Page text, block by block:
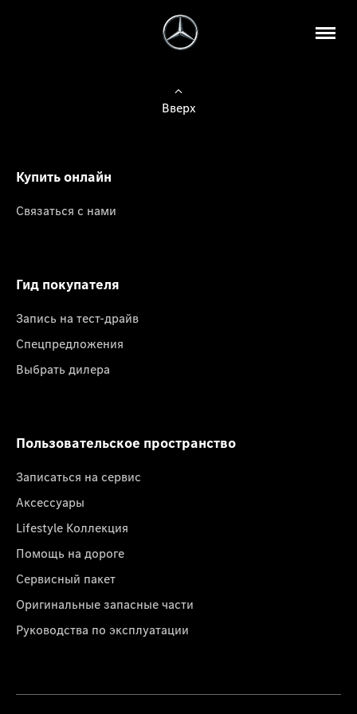
Вверх
Купить онлайн
Связаться с нами
Гид покупателя
Запись на тест-драйв
Спецпредложения
Выбрать дилера
Пользовательское пространство
Записаться на сервис
Аксессуары
Lifestyle Коллекция
Помощь на дороге
Сервисный пакет
Оригинальные запасные части
Руководства по эксплуатации